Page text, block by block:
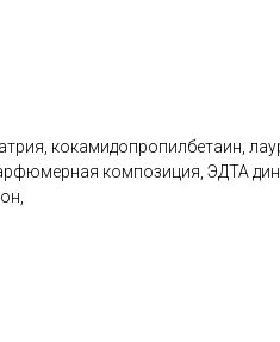
кокамидопропилбетаин,
композиция, ЭДТА